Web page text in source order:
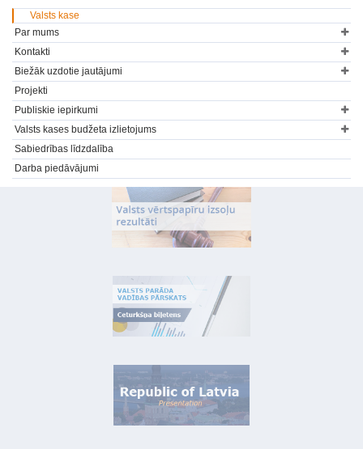
Valsts kase
Par mums
Kontakti
Biežāk uzdotie jautājumi
Projekti
Publiskie iepirkumi
Valsts kases budžeta izlietojums
Sabiedrības līdzdalība
Darba piedāvājumi